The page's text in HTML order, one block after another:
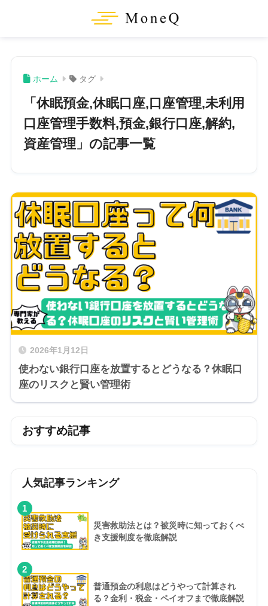
ホーム タグ
「休眠預金,休眠口座,口座管理,未利用
口座管理手数料,預金,銀行口座,解約,
資産管理」の記事一覧
2026年1月12日
使わない銀行口座を放置するとどうなる？休眠口
座のリスクと賢い管理術
おすすめ記事
人気記事ランキング
1
災害救助法とは？被災時に知っておくべ
き支援制度を徹底解説
2
普通預金の利息はどうやって計算され
る？金利・税金・ペイオフまで徹底解説